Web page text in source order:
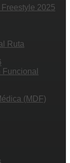
2025
Ruta
(MDF)